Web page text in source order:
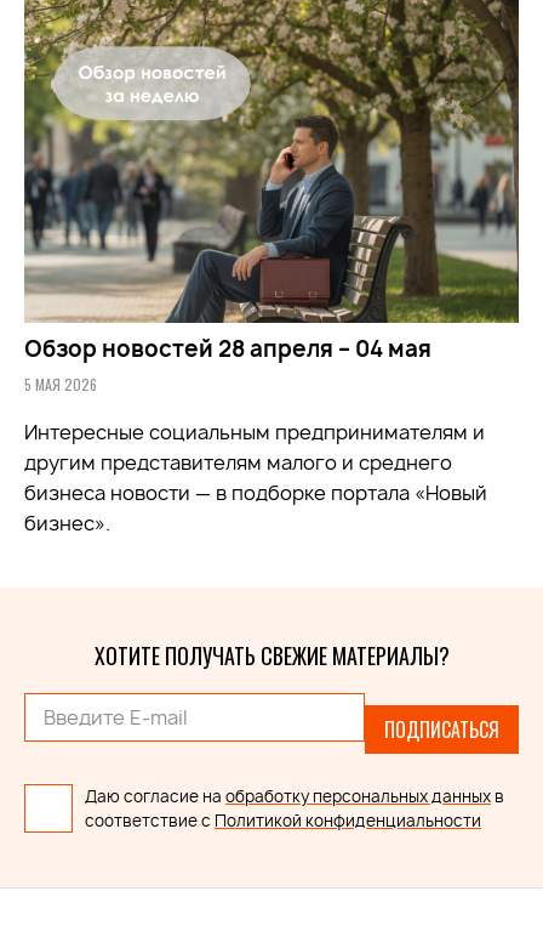
Обзор новостей 28 апреля – 04 мая
5 МАЯ 2026
Интересные социальным предпринимателям и
другим представителям малого и среднего
бизнеса новости — в подборке портала «Новый
бизнес».
ХОТИТЕ ПОЛУЧАТЬ СВЕЖИЕ МАТЕРИАЛЫ?
ПОДПИСАТЬСЯ
Даю согласие на обработку персональных данных в
соответствие с Политикой конфиденциальности